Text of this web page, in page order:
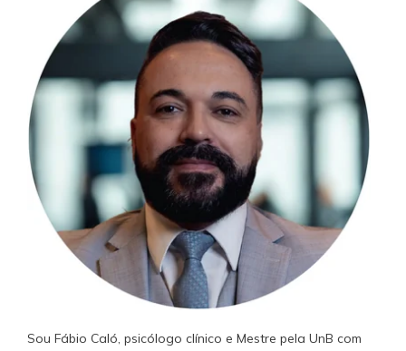
Sou Fábio Caló, psicólogo clínico e Mestre pela UnB com